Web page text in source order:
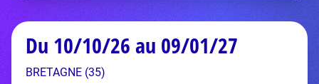
Du 10/10/26 au 09/01/27
BRETAGNE (35)